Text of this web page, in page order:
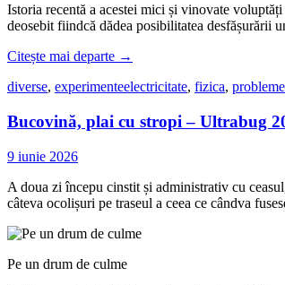
Istoria recentă a acestei mici și vinovate
deosebit fiindcă dădea posibilitatea desfășurării
Citește mai departe →
diverse, experimenteelectricitate, fizica,
Bucovină, plai cu stropi – Ultrabug
9 iunie 2026
A doua zi începu cinstit și administrativ cu
câteva ocolișuri pe traseul a ceea ce cândva
Pe un drum de culme